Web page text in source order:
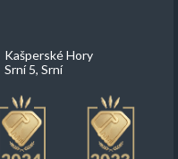
Kašperské Hory
Srní 5, Srní